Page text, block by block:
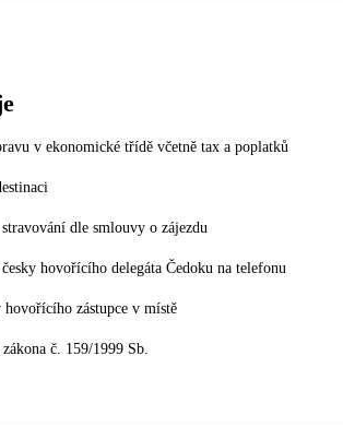
v ekonomické třídě včetně tax a poplatků
dle smlouvy o zájezdu
hovořícího delegáta Čedoku na telefonu
hovořícího zástupce v místě
č. 159/1999 Sb.